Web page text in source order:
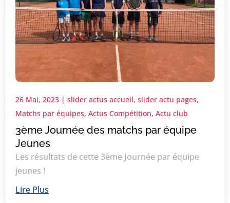
3ème Journée des matchs par équipe
Jeunes
26 Mai, 2023 |slider actus accueil,slider actu pages,
Matchs par équipes,Actus Compétition,Actu club
Les résultats de cette 3ème Journée par équipe
jeunes !
Lire Plus